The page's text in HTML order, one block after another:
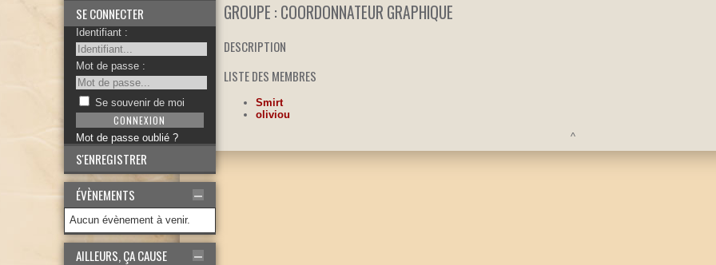
SE CONNECTER
Identifiant :
Mot de passe :
Se souvenir de moi
Mot de passe oublié ?
S'ENREGISTRER
ÉVÈNEMENTS
Aucun évènement à venir.
AILLEURS, ÇA CAUSE
GROUPE : COORDONNATEUR GRAPHIQUE
DESCRIPTION
LISTE DES MEMBRES
Smirt
oliviou
^